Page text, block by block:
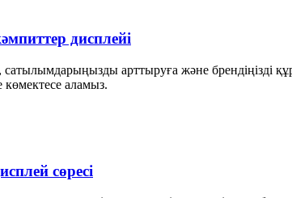
дисплейі
сатылымдарыңызды арттыруға және брендіңізді
аламыз.
сөресі